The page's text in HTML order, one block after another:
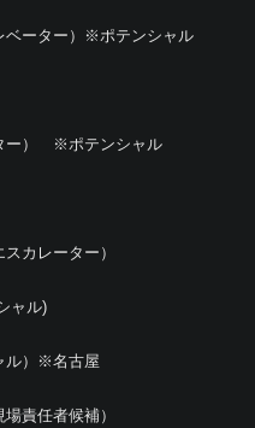
ベーター）※ポテンシャル
ー） ※ポテンシャル
カレーター）
ャル)
ル）※名古屋
責任者候補）